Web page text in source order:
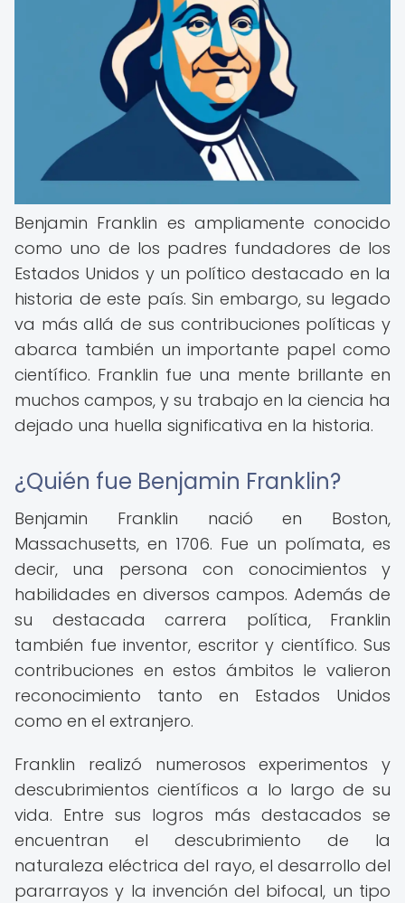
Benjamin Franklin es ampliamente conocido
como uno de los padres fundadores de los
Estados Unidos y un político destacado en la
historia de este país. Sin embargo, su legado
va más allá de sus contribuciones políticas y
abarca también un importante papel como
científico. Franklin fue una mente brillante en
muchos campos, y su trabajo en la ciencia ha
dejado una huella significativa en la historia.
¿Quién fue Benjamin Franklin?
Benjamin Franklin nació en Boston,
Massachusetts, en 1706. Fue un polímata, es
decir, una persona con conocimientos y
habilidades en diversos campos. Además de
su destacada carrera política, Franklin
también fue inventor, escritor y científico. Sus
contribuciones en estos ámbitos le valieron
reconocimiento tanto en Estados Unidos
como en el extranjero.
Franklin realizó numerosos experimentos y
descubrimientos científicos a lo largo de su
vida. Entre sus logros más destacados se
encuentran el descubrimiento de la
naturaleza eléctrica del rayo, el desarrollo del
pararrayos y la invención del bifocal, un tipo